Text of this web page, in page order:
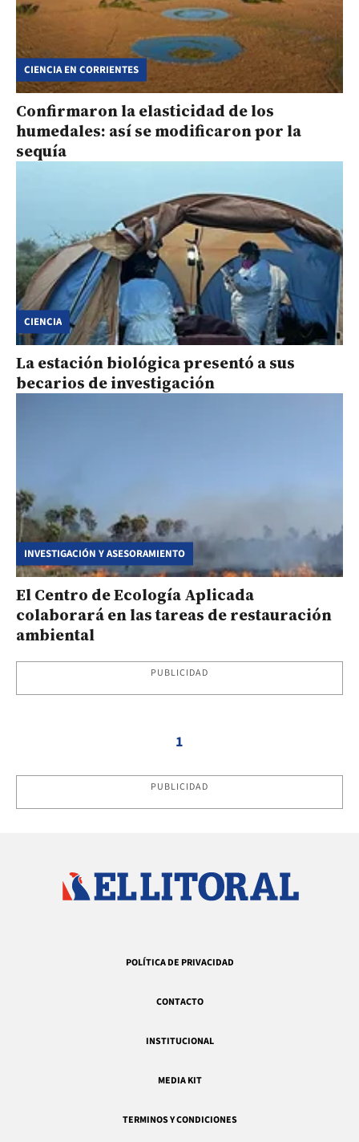
CIENCIA EN CORRIENTES
Confirmaron la elasticidad de los
humedales: así se modificaron por la
sequía
CIENCIA
La estación biológica presentó a sus
becarios de investigación
INVESTIGACIÓN Y ASESORAMIENTO
El Centro de Ecología Aplicada
colaborará en las tareas de restauración
ambiental
PUBLICIDAD
1
PUBLICIDAD
POLÍTICA DE PRIVACIDAD
CONTACTO
INSTITUCIONAL
MEDIA KIT
TERMINOS Y CONDICIONES